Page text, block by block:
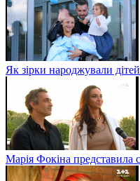
Як зірки народжували
Марія Фокіна представила